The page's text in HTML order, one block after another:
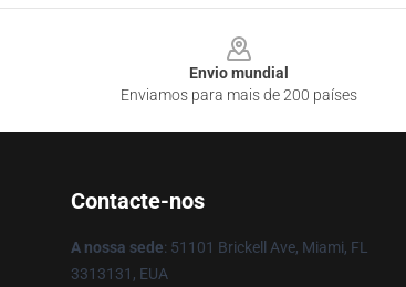
Envio mundial
Enviamos para mais de 200 países
Contacte-nos
A nossa sede: 51101 Brickell Ave, Miami, FL
3313131, EUA